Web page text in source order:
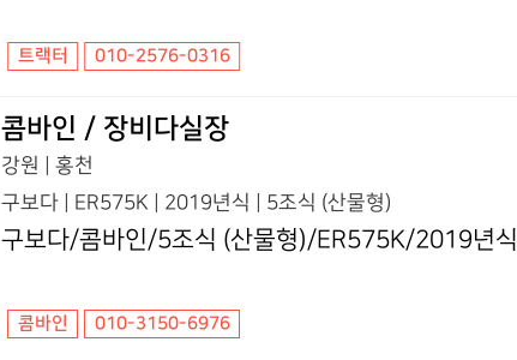
트랙터 010-2576-0316
콤바인 / 장비다실장
강원 | 홍천
구보다 | ER575K | 2019년식 | 5조식 (산물형)
구보다/콤바인/5조식 (산물형)/ER575K/2019년식
콤바인 010-3150-6976